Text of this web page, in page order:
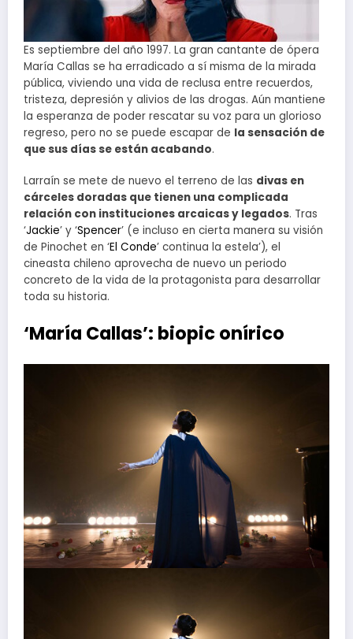
Es septiembre del año 1997. La gran cantante de ópera
María Callas se ha erradicado a sí misma de la mirada
pública, viviendo una vida de reclusa entre recuerdos,
tristeza, depresión y alivios de las drogas. Aún mantiene
la esperanza de poder rescatar su voz para un glorioso
regreso, pero no se puede escapar de la sensación de
que sus días se están acabando.
Larraín se mete de nuevo el terreno de las divas en
cárceles doradas que tienen una complicada
relación con instituciones arcaicas y legados. Tras
‘Jackie’ y ‘Spencer’ (e incluso en cierta manera su visión
de Pinochet en ‘El Conde’ continua la estela’), el
cineasta chileno aprovecha de nuevo un periodo
concreto de la vida de la protagonista para desarrollar
toda su historia.
‘María Callas’: biopic onírico